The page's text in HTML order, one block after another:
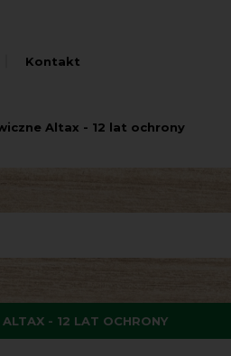
Kontakt
Altax - 12 lat ochrony
- 12 LAT OCHRONY